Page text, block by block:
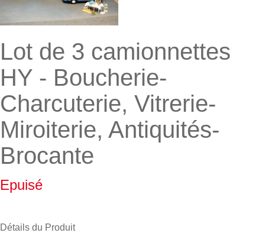
Lot de 3 camionnettes
HY - Boucherie-
Charcuterie, Vitrerie-
Miroiterie, Antiquités-
Brocante
Epuisé
Détails du Produit